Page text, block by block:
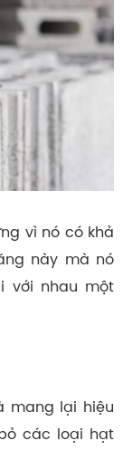
vì nó có khả
này mà nó
với nhau một
mang lại hiệu
các loại hạt